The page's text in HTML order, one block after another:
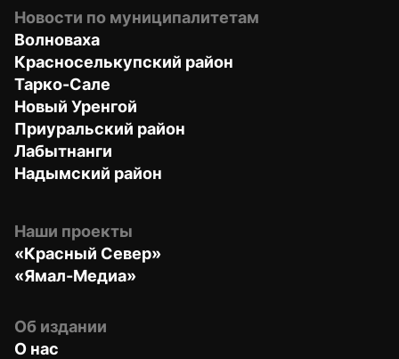
Новости по муниципалитетам
Волноваха
Красноселькупский район
Тарко-Сале
Новый Уренгой
Приуральский район
Лабытнанги
Надымский район
Наши проекты
«Красный Север»
«Ямал-Медиа»
Об издании
О нас